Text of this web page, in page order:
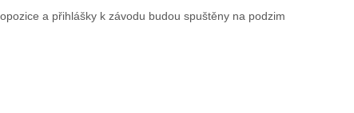
a přihlášky k závodu budou spuštěny na podzim